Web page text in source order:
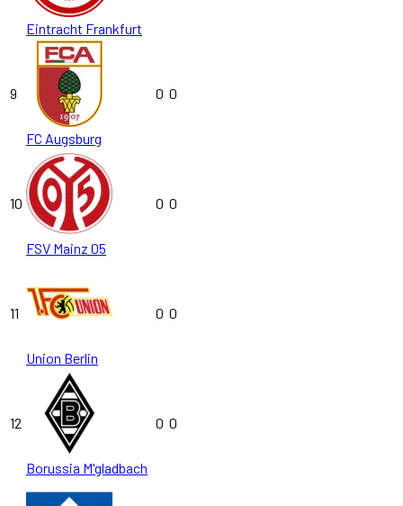
Eintracht Frankfurt
9
FC Augsburg
0 0
10
FSV Mainz 05
0 0
11
Union Berlin
0 0
12
Borussia M'gladbach
0 0